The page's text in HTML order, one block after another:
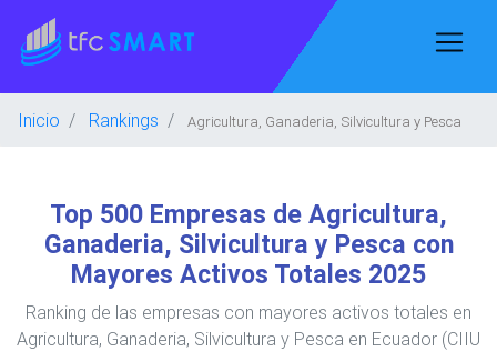
Inicio Rankings Agricultura, Ganaderia, Silvicultura y Pesca
Top 500 Empresas de Agricultura,
Ganaderia, Silvicultura y Pesca con
Mayores Activos Totales 2025
Ranking de las empresas con mayores activos totales en
Agricultura, Ganaderia, Silvicultura y Pesca en Ecuador (CIIU